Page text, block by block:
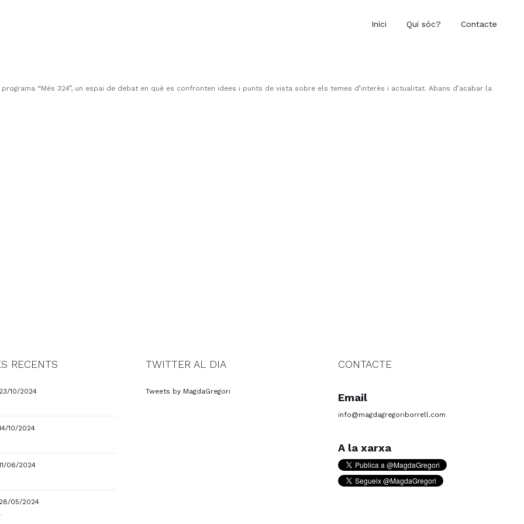
Inici Qui sóc? Contacte
“Més 324”, un espai de debat en què es confronten idees i punts de vista sobre els temes d’interès i actualitat. Abans d’acabar la
RECENTS
10/2024
10/2024
06/2024
05/2024
TWITTER AL DIA
Tweets by MagdaGregori
CONTACTE
Email
info@magdagregoriborrell.com
A la xarxa